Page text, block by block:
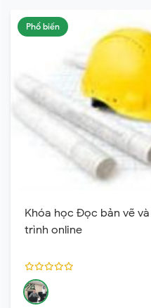
Phổ biến
Khóa học Đọc bản vẽ
trình online